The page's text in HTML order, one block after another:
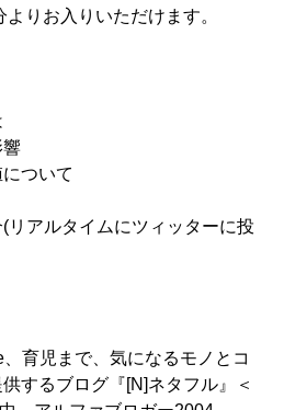
りお入りいただけます。
響
ついて
リアルタイムにツィッターに投
育児まで、気になるモノとコ
するブログ『[N]ネタフル』＜